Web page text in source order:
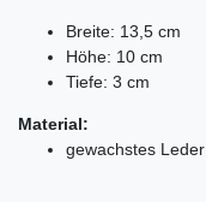
Breite: 13,5 cm
Höhe: 10 cm
Tiefe: 3 cm
Material:
gewachstes Leder